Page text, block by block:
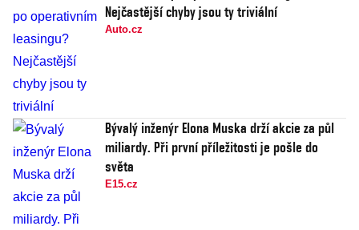
Nejčastější chyby jsou ty triviální
Auto.cz
Bývalý inženýr Elona Muska drží akcie za půl
miliardy. Při první příležitosti je pošle do
světa
E15.cz